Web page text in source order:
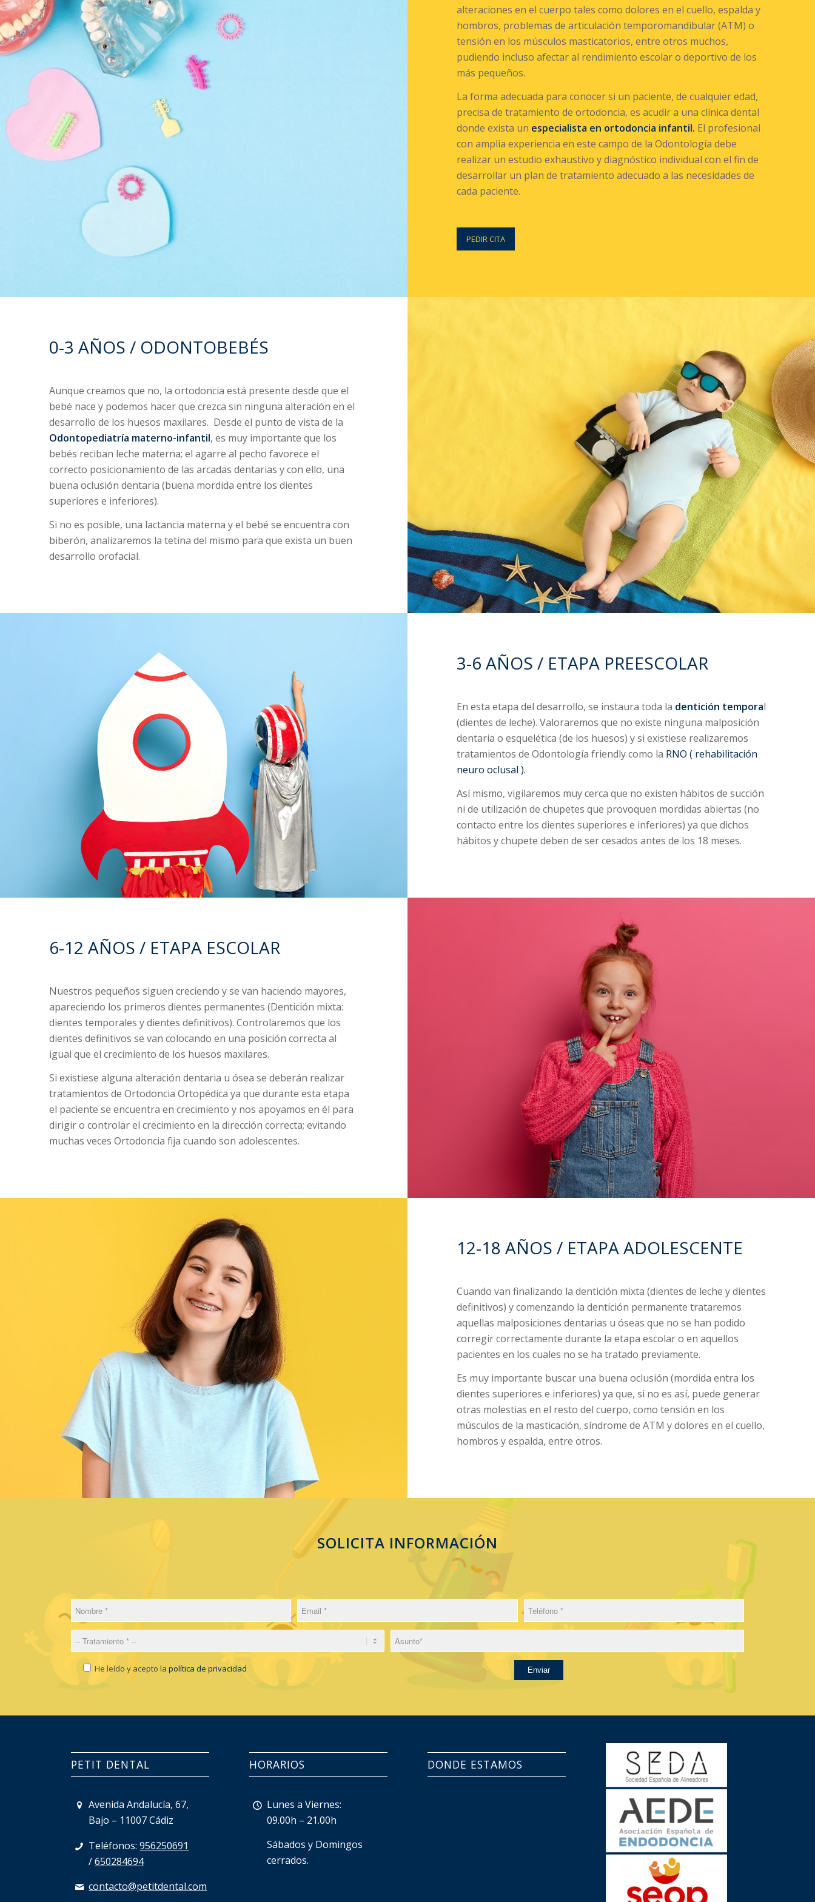
alteraciones en el cuerpo tales como dolores en el cuello, espalda y
hombros, problemas de articulación temporomandibular (ATM) o
tensión en los músculos masticatorios, entre otros muchos,
pudiendo incluso afectar al rendimiento escolar o deportivo de los
más pequeños.
La forma adecuada para conocer si un paciente, de cualquier edad,
precisa de tratamiento de ortodoncia, es acudir a una clínica dental
donde exista un especialista en ortodoncia infantil. El profesional
con amplia experiencia en este campo de la Odontología debe
realizar un estudio exhaustivo y diagnóstico individual con el fin de
desarrollar un plan de tratamiento adecuado a las necesidades de
cada paciente.
PEDIR CITA
0-3 AÑOS / ODONTOBEBÉS
Aunque creamos que no, la ortodoncia está presente desde que el
bebé nace y podemos hacer que crezca sin ninguna alteración en el
desarrollo de los huesos maxilares. Desde el punto de vista de la
Odontopediatría materno-infantil, es muy importante que los
bebés reciban leche materna; el agarre al pecho favorece el
correcto posicionamiento de las arcadas dentarias y con ello, una
buena oclusión dentaria (buena mordida entre los dientes
superiores e inferiores).
Si no es posible, una lactancia materna y el bebé se encuentra con
biberón, analizaremos la tetina del mismo para que exista un buen
desarrollo orofacial.
3-6 AÑOS / ETAPA PREESCOLAR
En esta etapa del desarrollo, se instaura toda la dentición temporal
(dientes de leche). Valoraremos que no existe ninguna malposición
dentaria o esquelética (de los huesos) y si existiese realizaremos
tratamientos de Odontología friendly como la RNO ( rehabilitación
neuro oclusal ).
Así mismo, vigilaremos muy cerca que no existen hábitos de succión
ni de utilización de chupetes que provoquen mordidas abiertas (no
contacto entre los dientes superiores e inferiores) ya que dichos
hábitos y chupete deben de ser cesados antes de los 18 meses.
6-12 AÑOS / ETAPA ESCOLAR
Nuestros pequeños siguen creciendo y se van haciendo mayores,
apareciendo los primeros dientes permanentes (Dentición mixta:
dientes temporales y dientes definitivos). Controlaremos que los
dientes definitivos se van colocando en una posición correcta al
igual que el crecimiento de los huesos maxilares.
Si existiese alguna alteración dentaria u ósea se deberán realizar
tratamientos de Ortodoncia Ortopédica ya que durante esta etapa
el paciente se encuentra en crecimiento y nos apoyamos en él para
dirigir o controlar el crecimiento en la dirección correcta; evitando
muchas veces Ortodoncia fija cuando son adolescentes.
12-18 AÑOS / ETAPA ADOLESCENTE
Cuando van finalizando la dentición mixta (dientes de leche y dientes
definitivos) y comenzando la dentición permanente trataremos
aquellas malposiciones dentarias u óseas que no se han podido
corregir correctamente durante la etapa escolar o en aquellos
pacientes en los cuales no se ha tratado previamente.
Es muy importante buscar una buena oclusión (mordida entra los
dientes superiores e inferiores) ya que, si no es así, puede generar
otras molestias en el resto del cuerpo, como tensión en los
músculos de la masticación, síndrome de ATM y dolores en el cuello,
hombros y espalda, entre otros.
SOLICITA INFORMACIÓN
He leído y acepto lapolítica de privacidad Por favor, deja este campo vacío.
PETIT DENTAL
Avenida Andalucía, 67,
Bajo – 11007 Cádiz
Teléfonos:956250691
/650284694
contacto@petitdental.com
HORARIOS
Lunes a Viernes:
09.00h – 21.00h
Sábados y Domingos
cerrados.
DONDE ESTAMOS